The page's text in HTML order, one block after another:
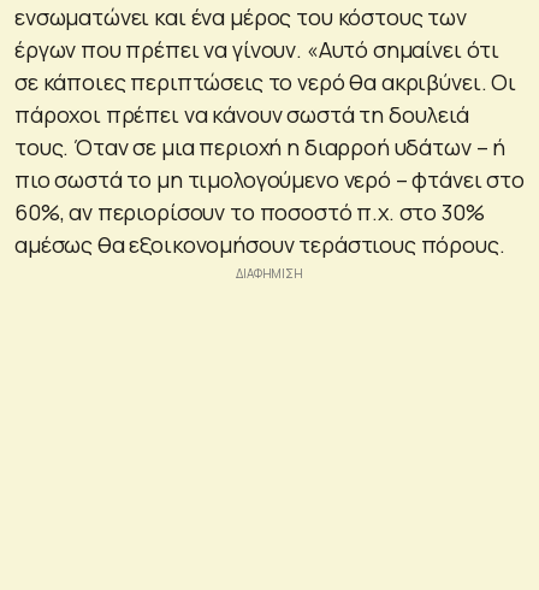
ενσωματώνει και ένα μέρος του κόστους των
έργων που πρέπει να γίνουν. «Αυτό σημαίνει ότι
σε κάποιες περιπτώσεις το νερό θα ακριβύνει. Οι
πάροχοι πρέπει να κάνουν σωστά τη δουλειά
τους. Όταν σε μια περιοχή η διαρροή υδάτων – ή
πιο σωστά το μη τιμολογούμενο νερό – φτάνει στο
60%, αν περιορίσουν το ποσοστό π.χ. στο 30%
αμέσως θα εξοικονομήσουν τεράστιους πόρους.